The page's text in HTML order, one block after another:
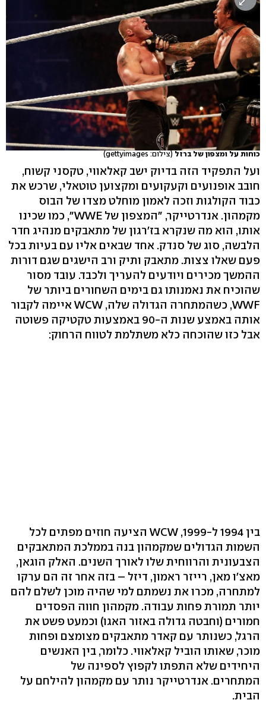
כוחות על ומצפון של ברזל (צילום: gettyimages)
ועל התפקיד הזה בדיוק ישב קאלאווי, טקסני קשוח,
חובב אופנועים וקעקועים ומקצוען טוטאלי, שרכש את
כבוד הקולגות וזכה לאמון מוחלט מצדו של הבוס
מקמהון. אנדרטייקר, "המצפון של WWE", כמו שכינו
אותו, הוא מה שנקרא בז'רגון של מתאבקים מנהיג חדר
הלבשה, סוג של סנדק. אחד שבאים אליו עם בעיות בכל
פעם שאלו צצות. מתאבק ותיק ורב הישגים שגם דורות
ההמשך מכירים ויודעים להעריך ולכבד. עובד מסור
שהוכיח את נאמנותו גם בימים השחורים ביותר של
WWF, כשהמתחרה הגדולה שלה, WCW איימה לקבור
אותה באמצע שנות ה-90 באמצעות טקטיקה פשוטה
אבל כזו שהוכחה כלא משתלמת לטווח הרחוק:
בין 1994 ל-1999, WCW הציעה חוזים מפתים לכל
השמות הגדולים שמקמהון בנה בממלכת המתאבקים
הצבעונית והרווחית שלו לאורך השנים. האלק הוגאן,
מאצ'ו מאן, רייזר ראמון, דיזל – בזה אחר זה הם ערקו
למתחרה, מכרו את נשמתם למי שהיה מוכן לשלם להם
יותר תמורת פחות עבודה. מקמהון חווה הפסדים
חמורים (וחבטה גדולה באזור האגו) וכמעט פשט את
הרגל, כשנותר עם קאדר מתאבקים מצומצם ופחות
מוכר, שאותו הוביל קאלאווי. כלומר, בין האנשים
היחידים שלא התפתו לקפוץ לספינה של
המתחרים. אנדרטייקר נותר עם מקמהון להילחם על
הבית.